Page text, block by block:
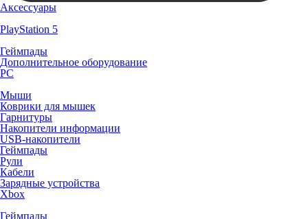
Аксессуары
PlayStation 5
Геймпады
Дополнительное оборудование
PC
Мыши
Коврики для мышек
Гарнитуры
Накопители информации
USB-накопители
Геймпады
Рули
Кабели
Зарядные устройства
Xbox
Геймпады